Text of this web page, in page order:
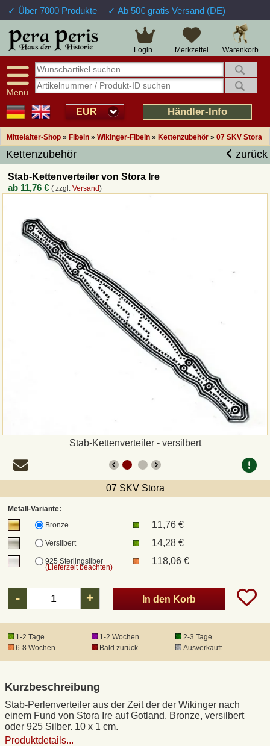
✓ Über 7000 Produkte ✓ Ab 50€ gratis Versand (DE)
Warenkorb
Merkzettel
Login
Menü
EUR Händler-Info
Mittelalter-Shop » Fibeln » Wikinger-Fibeln » Kettenzubehör » 07 SKV Stora
Kettenzubehör zurück
Stab-Kettenverteiler von Stora Ire
ab 11,76 € ( zzgl.Versand)
Stab-Kettenverteiler - versilbert
07 SKV Stora
Metall-Variante:
Bronze
11,76 €
Versilbert 14,28 €
925 Sterlingsilber
(Lieferzeit beachten)
118,06 €
- + In den Korb
1-2 Tage 1-2 Wochen
2-3 Tage
6-8 Wochen
Bald zurück Ausverkauft
Kurzbeschreibung
Stab-Perlenverteiler aus der Zeit der der Wikinger nach
einem Fund von Stora Ire auf Gotland. Bronze, versilbert
oder 925 Silber. 10 x 1 cm.
Produktdetails...
Große Auswahl
Verfügbarkeitsanzeige
Sendungsverfolgung
Intelligente Navigation
Freundlicher Service
14 Tage Widerrufsrecht
Über 25 Jahre Erfahrung
Schnelle Rücküberweisung
Kulant bei Retouren
Prof. Auftragsabwicklung
Übersicht Mittelalter-Produkte
Impressum
Widerrufsfunktion
Rückruf-Service
Zahlungsweisen
Versandarten und Retouren
UPS
DHL Paket
DPD
DHL Kleinpaket
DHL Express
Waffenrecht und FSK 18
Datenschutz
Widerrufsrecht